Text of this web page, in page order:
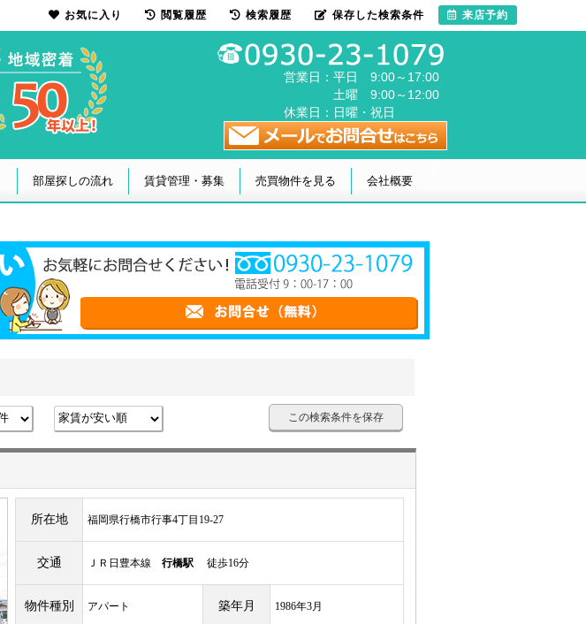
営業日： 平日 9:00～17:00
土曜 9:00～12:00
休業日： 日曜・祝日
部屋探しの流れ 賃貸管理・募集 売買物件を見る 会社概要
この検索条件を保存
所在地 福岡県行橋市行事4丁目19-27
交通 ＪＲ日豊本線 行橋駅 徒歩16分
物件種別 アパート 築年月 1986年3月
お気に入り 閲覧履歴 検索履歴 保存した検索条件 来店予約